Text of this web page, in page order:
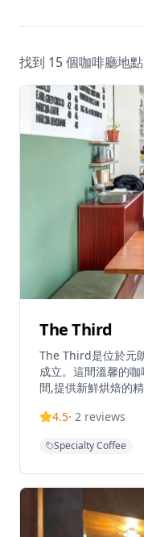
音樂
找到 15 個咖啡廳地點
The Third
The Third是位於元
成立。這間溫馨的
間,提供新鮮烘焙的
自哥倫比亞、埃塞俄
顧客,為咖啡愛好者
港訂單滿$300免運
4.5· 2 reviews
Specialty Coffee